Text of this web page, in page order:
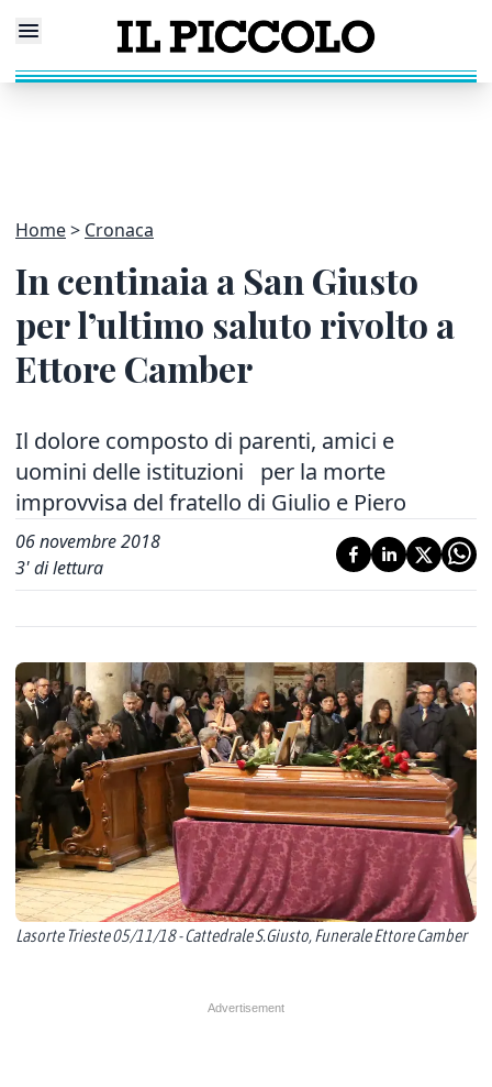
Home Cronaca
In centinaia a San Giusto
per l’ultimo saluto rivolto a
Ettore Camber
Il dolore composto di parenti, amici e
uomini delle istituzioni per la morte
improvvisa del fratello di Giulio e Piero
06 novembre 2018
3' di lettura
Lasorte Trieste 05/11/18 - Cattedrale S.Giusto, Funerale Ettore Camber